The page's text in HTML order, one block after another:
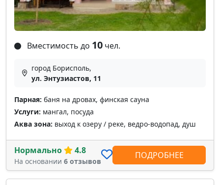
Вместимость до 10 чел.
город Борисполь,
ул. Энтузиастов, 11
Парная: баня на дровах, финская сауна
Услуги: мангал, посуда
Аква зона: выход к озеру / реке, ведро-водопад, душ
Нормально 4.8
На основании 6 отзывов
ПОДРОБНЕЕ